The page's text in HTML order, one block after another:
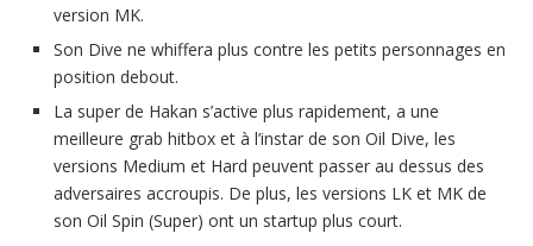
version MK.
Son Dive ne whiffera plus contre les petits personnages en
position debout.
La super de Hakan s’active plus rapidement, a une
meilleure grab hitbox et à l’instar de son Oil Dive, les
versions Medium et Hard peuvent passer au dessus des
adversaires accroupis. De plus, les versions LK et MK de
son Oil Spin (Super) ont un startup plus court.